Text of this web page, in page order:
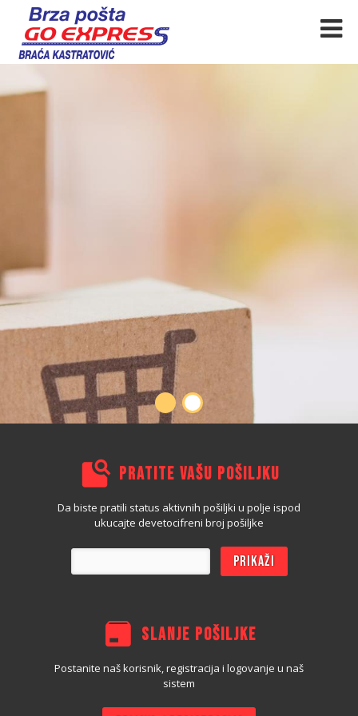
PRATITE VAŠU POŠILJKU
Da biste pratili status aktivnih pošiljki u polje ispod
ukucajte devetocifreni broj pošiljke
Prikaži
SLANJE POŠILJKE
Postanite naš korisnik, registracija i logovanje u naš
sistem